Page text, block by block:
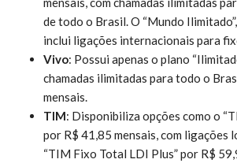
de todo o Brasil. O “Mundo
inclui ligações internacionais para
Vivo: Possui apenas o plano
chamadas ilimitadas para todo o
mensais.
TIM: Disponibiliza opções como o
por R$ 41,85 mensais, com ligações
“TIM Fixo Total LDI Plus” por R$